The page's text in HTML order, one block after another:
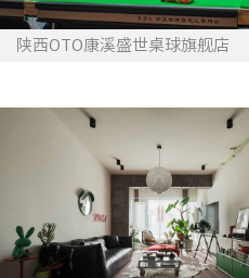
陕西OTO康溪盛世桌球旗舰店